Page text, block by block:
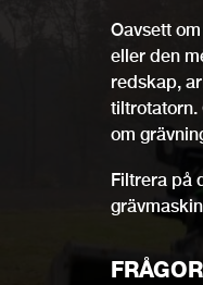
Oavsett
eller den
redskap,
tiltrotatorn.
om
Filtrera på